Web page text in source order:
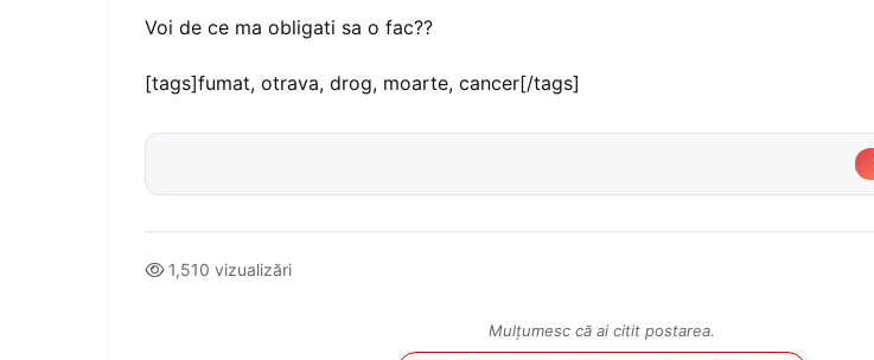
Voi de ce ma obligati sa o fac??
[tags]fumat, otrava, drog, moarte, cancer[/tags]
1,510 vizualizări
Mulțumesc că ai citit postarea.